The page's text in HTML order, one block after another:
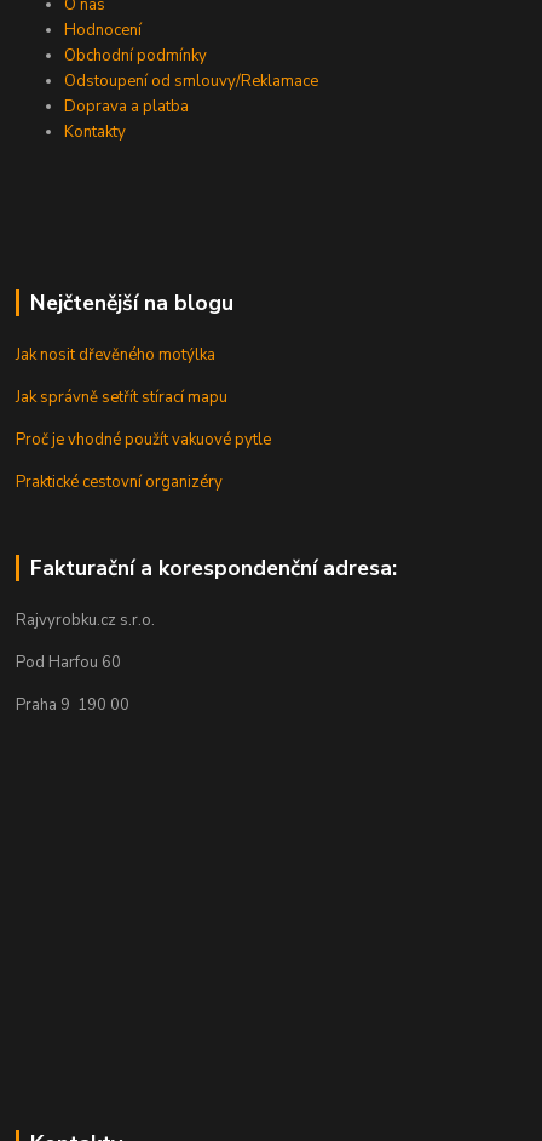
O nás
Hodnocení
Obchodní podmínky
Odstoupení od smlouvy/Reklamace
Doprava a platba
Kontakty
Nejčtenější na blogu
Jak nosit dřevěného motýlka
Jak správně setřít stírací mapu
Proč je vhodné použít vakuové pytle
Praktické cestovní organizéry
Fakturační a korespondenční adresa:
Rajvyrobku.cz s.r.o.
Pod Harfou 60
Praha 9 190 00